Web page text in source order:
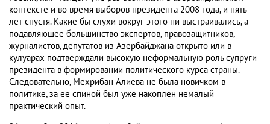
контексте и во время выборов президента 2008 года, и пять
лет спустя. Какие бы слухи вокруг этого ни выстраивались, а
подавляющее большинство экспертов, правозащитников,
журналистов, депутатов из Азербайджана открыто или в
кулуарах подтверждали высокую неформальную роль супруги
президента в формировании политического курса страны.
Следовательно, Мехрибан Алиева не была новичком в
политике, за ее спиной был уже накоплен немалый
практический опыт.